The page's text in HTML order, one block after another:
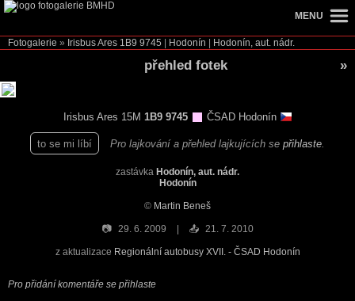
Fotogalerie » Irisbus Ares 1B9 9745 Hodonín Hodonín, aut. nádr.
přehled fotek »
Irisbus Ares 15M 1B9 9745 ČSAD Hodonín
to se mi líbí Pro lajkování a přehled lajkujících se přihlaste
zastávka Hodonín, aut. nádr.
Hodonín
© Martin Beneš
📷 29. 6. 2009 📤 21. 7. 2010
z aktualizace Regionální autobusy XVII. - ČSAD Hodonín
Pro přidání komentáře se přihlaste
MENU